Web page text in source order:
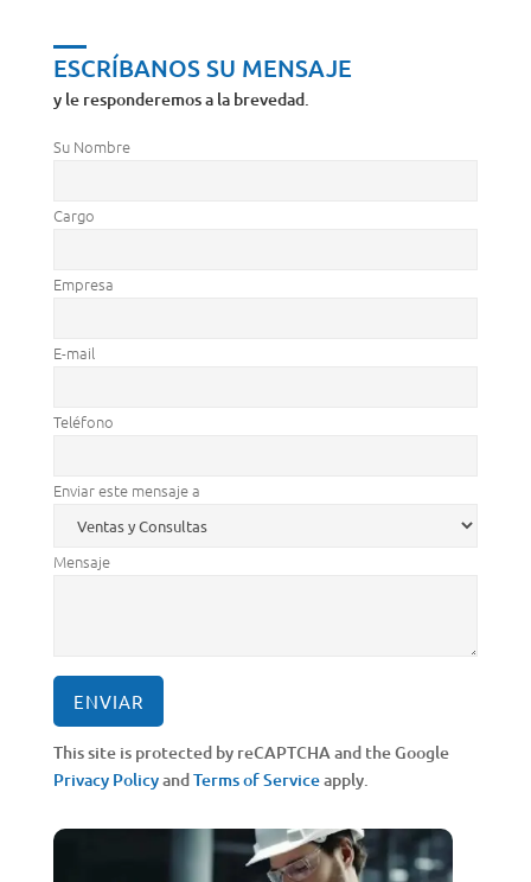
ESCRÍBANOS SU MENSAJE
y le responderemos a la brevedad.
Su Nombre
Cargo
Empresa
E-mail
Teléfono
Enviar este mensaje a
Mensaje
This site is protected by reCAPTCHA and the Google
Privacy PolicyandTerms of Serviceapply.